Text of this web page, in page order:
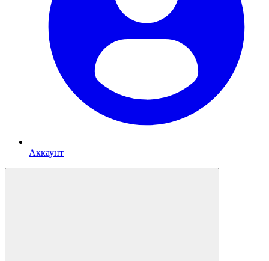
Аккаунт